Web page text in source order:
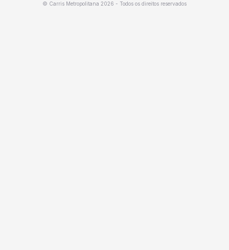
© Carris Metropolitana 2026 - Todos os direitos reservados